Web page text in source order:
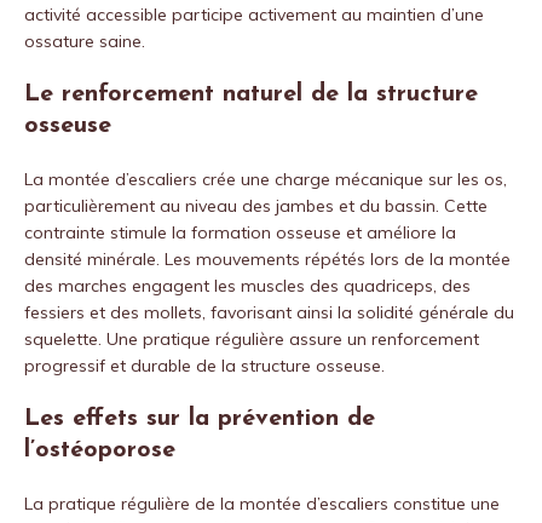
activité accessible participe activement au maintien d’une
ossature saine.
Le renforcement naturel de la structure
osseuse
La montée d’escaliers crée une charge mécanique sur les os,
particulièrement au niveau des jambes et du bassin. Cette
contrainte stimule la formation osseuse et améliore la
densité minérale. Les mouvements répétés lors de la montée
des marches engagent les muscles des quadriceps, des
fessiers et des mollets, favorisant ainsi la solidité générale du
squelette. Une pratique régulière assure un renforcement
progressif et durable de la structure osseuse.
Les effets sur la prévention de
l’ostéoporose
La pratique régulière de la montée d’escaliers constitue une